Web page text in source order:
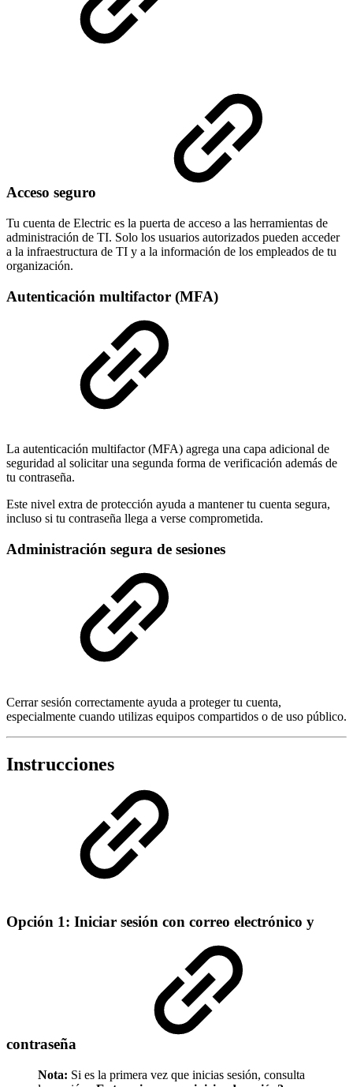
Acceso seguro
Tu cuenta de Electric es la puerta de acceso a las herramientas de
administración de TI. Solo los usuarios autorizados pueden acceder
a la infraestructura de TI y a la información de los empleados de tu
organización.
Autenticación multifactor (MFA)
La autenticación multifactor (MFA) agrega una capa adicional de
seguridad al solicitar una segunda forma de verificación además de
tu contraseña.
Este nivel extra de protección ayuda a mantener tu cuenta segura,
incluso si tu contraseña llega a verse comprometida.
Administración segura de sesiones
Cerrar sesión correctamente ayuda a proteger tu cuenta,
especialmente cuando utilizas equipos compartidos o de uso público.
Instrucciones
Opción 1: Iniciar sesión con correo electrónico y
contraseña
Nota: Si es la primera vez que inicias sesión, consulta